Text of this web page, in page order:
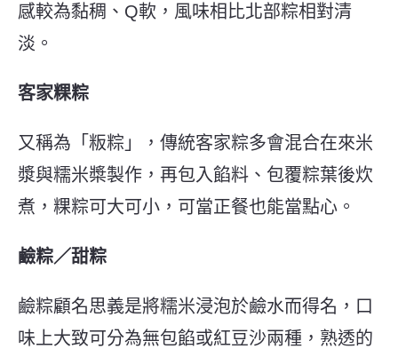
感較為黏稠、Q軟，風味相比北部粽相對清
淡。
客家粿粽
又稱為「粄粽」，傳統客家粽多會混合在來米
漿與糯米槳製作，再包入餡料、包覆粽葉後炊
煮，粿粽可大可小，可當正餐也能當點心。
鹼粽／甜粽
鹼粽顧名思義是將糯米浸泡於鹼水而得名，口
味上大致可分為無包餡或紅豆沙兩種，熟透的